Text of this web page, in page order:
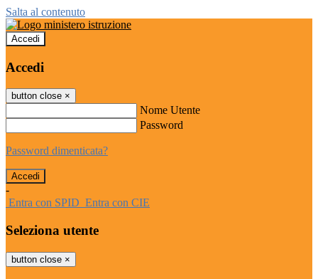
Salta al contenuto
Accedi
Accedi
button close ×
Nome Utente
Password
Password dimenticata?
-
Entra con SPID Entra con CIE
Seleziona utente
button close ×